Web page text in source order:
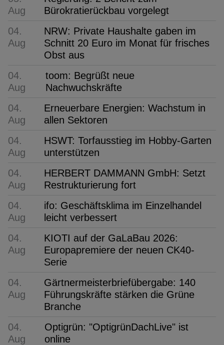
Aug
Bürokratierückbau vorgelegt
04.
Aug
NRW: Private Haushalte gaben im
Schnitt 20 Euro im Monat für frisches
Obst aus
04.
Aug
toom: Begrüßt neue
Nachwuchskräfte
04.
Aug
Erneuerbare Energien: Wachstum in
allen Sektoren
04.
Aug
HSWT: Torfausstieg im Hobby-Garten
unterstützen
04.
Aug
HERBERT DAMMANN GmbH: Setzt
Restrukturierung fort
04.
Aug
ifo: Geschäftsklima im Einzelhandel
leicht verbessert
04.
Aug
KIOTI auf der GaLaBau 2026:
Europapremiere der neuen CK40-
Serie
04.
Aug
Gärtnermeisterbriefübergabe: 140
Führungskräfte stärken die Grüne
Branche
04.
Aug
Optigrün: "OptigrünDachLive" ist
online